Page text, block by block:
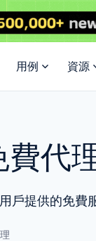
用例 資源
費代
戶提供的免費